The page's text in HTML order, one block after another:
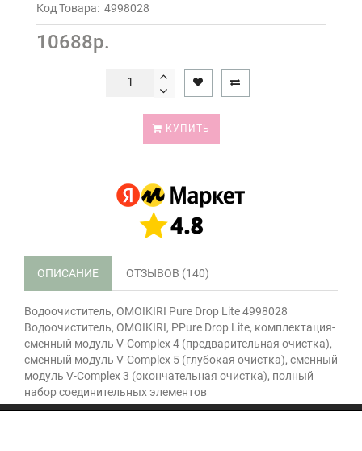
Код Товара: 4998028
10688р.
КУПИТЬ
ОПИСАНИЕ ОТЗЫВОВ (140)
Водоочиститель, OMOIKIRI Pure Drop Lite 4998028
Водоочиститель, OMOIKIRI, PPure Drop Lite, комплектация-
сменный модуль V-Complex 4 (предварительная очистка),
сменный модуль V-Complex 5 (глубокая очистка), сменный
модуль V-Complex 3 (окончательная очистка), полный
набор соединительных элементов